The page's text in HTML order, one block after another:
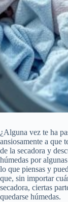
¿Alguna vez te ha
ansiosamente a que
de la secadora y
húmedas por
lo que piensas y
que, sin importar
secadora, ciertas
quedarse húmedas.